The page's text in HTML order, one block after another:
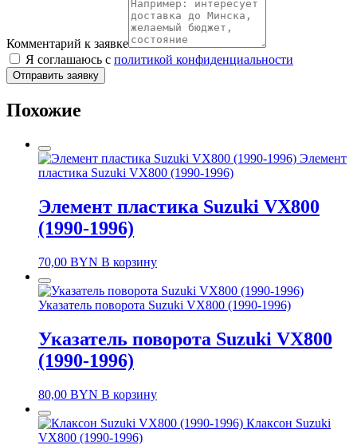
Комментарий к заявке
Я соглашаюсь с политикой конфиденциальности
Отправить заявку
Похожие
Элемент
пластика Suzuki VX800 (1990-1996)
Элемент пластика Suzuki VX800
(1990-1996)
70,00 BYN В корзину
Указатель поворота Suzuki VX800 (1990-1996)
Указатель поворота Suzuki VX800
(1990-1996)
80,00 BYN В корзину
Клаксон Suzuki
VX800 (1990-1996)